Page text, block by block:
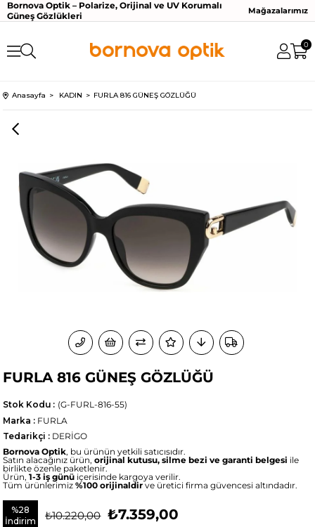
Bornova Optik – Polarize, Orijinal ve UV Korumalı
Güneş Gözlükleri
Mağazalarımız
0
Anasayfa KADIN FURLA 816 GÜNEŞ GÖZLÜĞÜ
FURLA 816 GÜNEŞ GÖZLÜĞÜ
(G-FURL-816-55)
Stok Kodu
Marka : FURLA
Tedarikçi : DERİGO
Bornova Optik, bu ürünün yetkili satıcısıdır.
Satın alacağınız ürün,orijinal kutusu, silme bezi ve garanti belgesi ile
birlikte özenle paketlenir.
Ürün,1-3 iş günü içerisinde kargoya verilir.
Tüm ürünlerimiz%100 orijinaldirve üretici firma güvencesi altındadır.
%28
İndirim
₺10.220,00 ₺7.359,00